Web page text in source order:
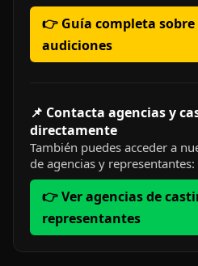
👉 Guía completa
audiciones
📌 Contacta agencias y
directamente
También puedes acceder a
de agencias y representantes:
👉 Ver agencias de
representantes